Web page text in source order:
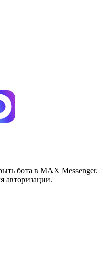
бота в MAX Messenger.
авторизации.